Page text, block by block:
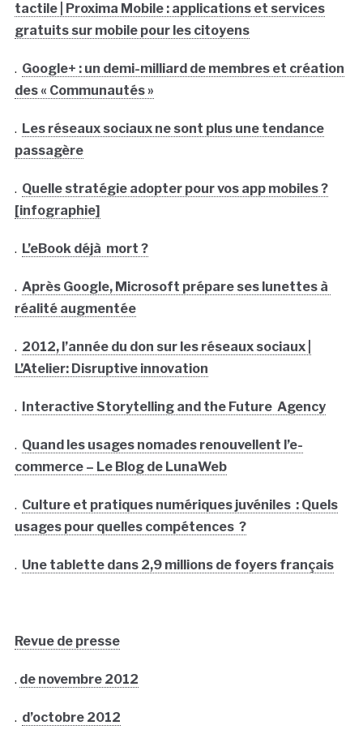
tactile | Proxima Mobile : applications et services
gratuits sur mobile pour les citoyens
. Google+ : un demi-milliard de membres et création
des « Communautés »
. Les réseaux sociaux ne sont plus une tendance
passagère
. Quelle stratégie adopter pour vos app mobiles ?
[infographie]
. L’eBook déjà mort ?
. Après Google, Microsoft prépare ses lunettes à
réalité augmentée
. 2012, l’année du don sur les réseaux sociaux |
L’Atelier: Disruptive innovation
. Interactive Storytelling and the Future Agency
. Quand les usages nomades renouvellent l’e-
commerce – Le Blog de LunaWeb
. Culture et pratiques numériques juvéniles : Quels
usages pour quelles compétences ?
. Une tablette dans 2,9 millions de foyers français
Revue de presse
. de novembre 2012
. d’octobre 2012